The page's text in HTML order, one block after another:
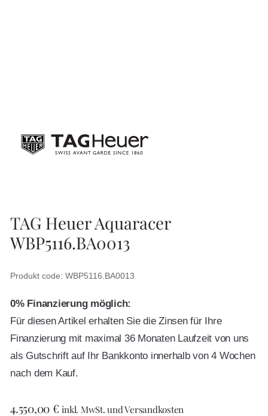
TAG Heuer Aquaracer
WBP5116.BA0013
Produkt code: WBP5116.BA0013
0% Finanzierung möglich:
Für diesen Artikel erhalten Sie die Zinsen für Ihre
Finanzierung mit maximal 36 Monaten Laufzeit von uns
als Gutschrift auf Ihr Bankkonto innerhalb von 4 Wochen
nach dem Kauf.
4.550,00€ inkl. MwSt. und Versandkosten